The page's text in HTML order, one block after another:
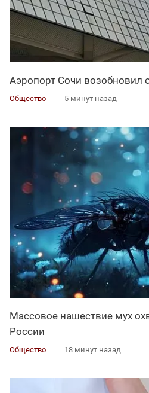
Аэропорт Сочи возобновил
Общество 5 минут назад
Массовое нашествие мух
России
Общество 18 минут назад